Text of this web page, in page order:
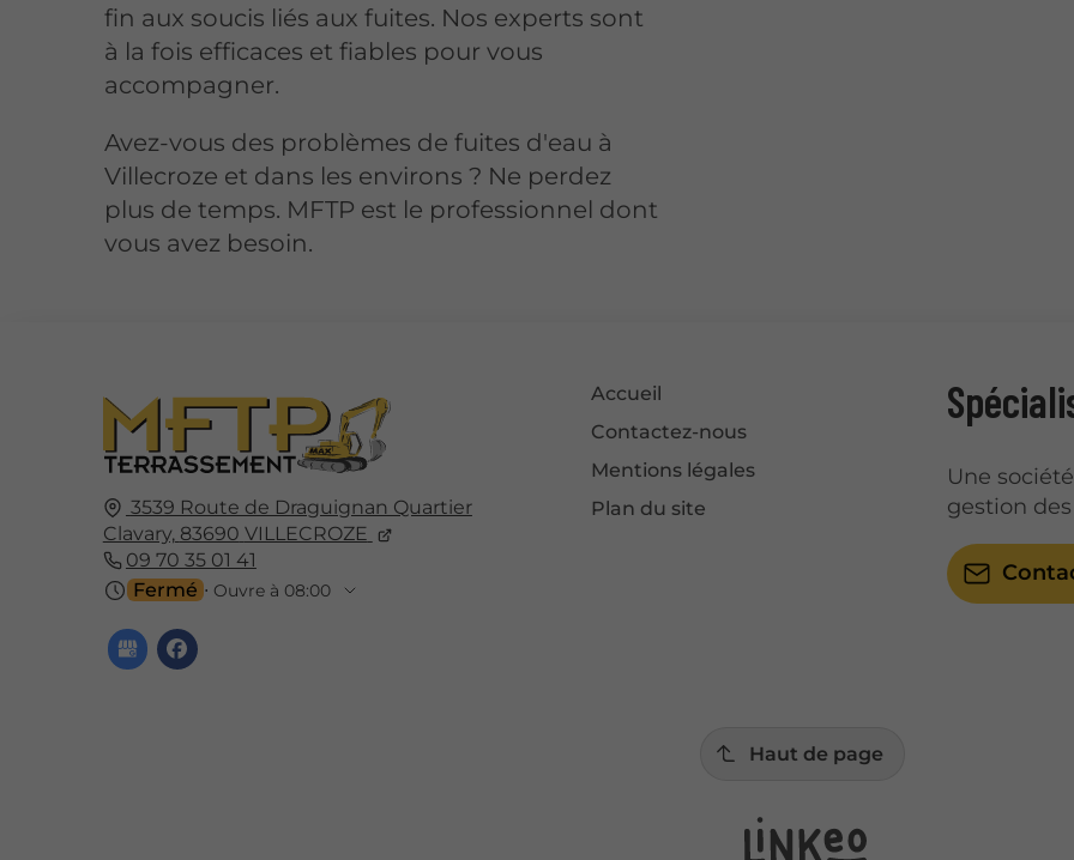
fin aux soucis liés aux fuites. Nos experts sont
à la fois efficaces et fiables pour vous
accompagner.
Avez-vous des problèmes de fuites d'eau à
Villecroze et dans les environs ? Ne perdez
plus de temps. MFTP est le professionnel dont
vous avez besoin.
3539 Route de Draguignan Quartier
Clavary, 83690 VILLECROZE
09 70 35 01 41
Fermé ⋅ Ouvre à 08:00
Accueil
Contactez-nous
Mentions légales
Plan du site
Une
gestion
Haut de page